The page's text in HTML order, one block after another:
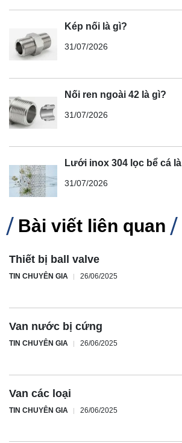
Kép nối là gì?
31/07/2026
Nối ren ngoài 42 là gì?
31/07/2026
Lưới inox 304 lọc bể cá
31/07/2026
Bài viết liên quan
Thiết bị ball valve
TIN CHUYÊN GIA 26/06/2025
Van nước bị cứng
TIN CHUYÊN GIA 26/06/2025
Van các loại
TIN CHUYÊN GIA 26/06/2025